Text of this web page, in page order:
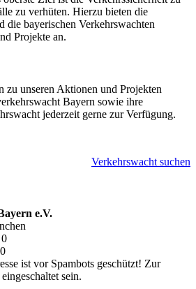
zu verhüten. Hierzu bieten die
die bayerischen Verkehrswachten
Projekte an.
zu unseren Aktionen und Projekten
Bayern sowie ihre
jederzeit gerne zur Verfügung.
Verkehrswacht suchen
e.V.
ist vor Spambots geschützt! Zur
sein.